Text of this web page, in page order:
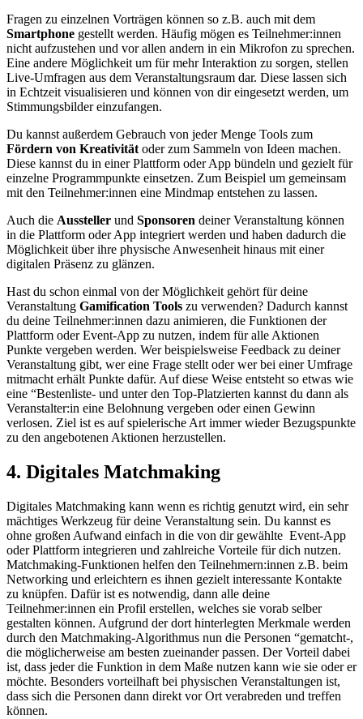
Fragen zu einzelnen Vorträgen können so z.B. auch mit dem
Smartphone gestellt werden. Häufig mögen es Teilnehmer:innen
nicht aufzustehen und vor allen andern in ein Mikrofon zu sprechen.
Eine andere Möglichkeit um für mehr Interaktion zu sorgen, stellen
Live-Umfragen aus dem Veranstaltungsraum dar. Diese lassen sich
in Echtzeit visualisieren und können von dir eingesetzt werden, um
Stimmungsbilder einzufangen.
Du kannst außerdem Gebrauch von jeder Menge Tools zum
Fördern von Kreativität oder zum Sammeln von Ideen machen.
Diese kannst du in einer Plattform oder App bündeln und gezielt für
einzelne Programmpunkte einsetzen. Zum Beispiel um gemeinsam
mit den Teilnehmer:innen eine Mindmap entstehen zu lassen.
Auch die Aussteller und Sponsoren deiner Veranstaltung können
in die Plattform oder App integriert werden und haben dadurch die
Möglichkeit über ihre physische Anwesenheit hinaus mit einer
digitalen Präsenz zu glänzen.
Hast du schon einmal von der Möglichkeit gehört für deine
Veranstaltung Gamification Tools zu verwenden? Dadurch kannst
du deine Teilnehmer:innen dazu animieren, die Funktionen der
Plattform oder Event-App zu nutzen, indem für alle Aktionen
Punkte vergeben werden. Wer beispielsweise Feedback zu deiner
Veranstaltung gibt, wer eine Frage stellt oder wer bei einer Umfrage
mitmacht erhält Punkte dafür. Auf diese Weise entsteht so etwas wie
eine “Bestenliste- und unter den Top-Platzierten kannst du dann als
Veranstalter:in eine Belohnung vergeben oder einen Gewinn
verlosen. Ziel ist es auf spielerische Art immer wieder Bezugspunkte
zu den angebotenen Aktionen herzustellen.
4. Digitales Matchmaking
Digitales Matchmaking kann wenn es richtig genutzt wird, ein sehr
mächtiges Werkzeug für deine Veranstaltung sein. Du kannst es
ohne großen Aufwand einfach in die von dir gewählte Event-App
oder Plattform integrieren und zahlreiche Vorteile für dich nutzen.
Matchmaking-Funktionen helfen den Teilnehmern:innen z.B. beim
Networking und erleichtern es ihnen gezielt interessante Kontakte
zu knüpfen. Dafür ist es notwendig, dann alle deine
Teilnehmer:innen ein Profil erstellen, welches sie vorab selber
gestalten können. Aufgrund der dort hinterlegten Merkmale werden
durch den Matchmaking-Algorithmus nun die Personen “gematcht-,
die möglicherweise am besten zueinander passen. Der Vorteil dabei
ist, dass jeder die Funktion in dem Maße nutzen kann wie sie oder er
möchte. Besonders vorteilhaft bei physischen Veranstaltungen ist,
dass sich die Personen dann direkt vor Ort verabreden und treffen
können.